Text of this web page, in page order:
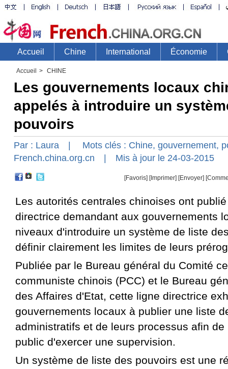
Accueil > CHINE
Les gouvernements locaux
appelés à introduire un
pouvoirs
Par : Laura | Mots clés : Chine, gouvernement,
French.china.org.cn | Mis à jour le 24-03-2015
[Favoris] [Imprimer] [Envoyer]
Les autorités centrales chinoises ont
directrice demandant aux gouvernements
niveaux d'introduire un système de liste
définir clairement les limites de leurs
Publiée par le Bureau général du Comité
communiste chinois (PCC) et le Bureau
des Affaires d'Etat, cette ligne directrice
gouvernements locaux à publier une liste
administratifs et de leurs processus afin de
public d'exercer une supervision.
Un système de liste des pouvoirs est une